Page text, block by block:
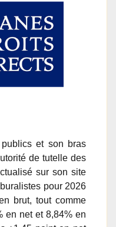
et son bras
de tutelle des
sur son site
pour 2026
brut, tout comme
en net et 8,84% en